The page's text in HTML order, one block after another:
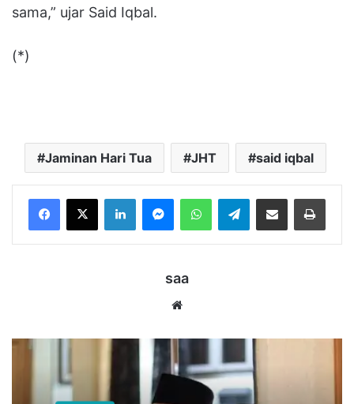
sama,” ujar Said Iqbal.
(*)
Jaminan Hari Tua JHT said iqbal
LinkedInMessengerWhatsAppTelegramBagikan melalui Email Cetak
saa